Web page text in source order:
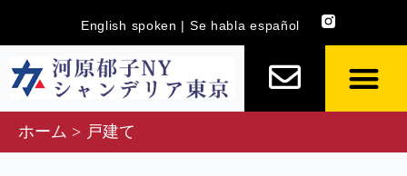
を
ッ
English spoken | Se habla español
ホーム 戸建て
対
象: